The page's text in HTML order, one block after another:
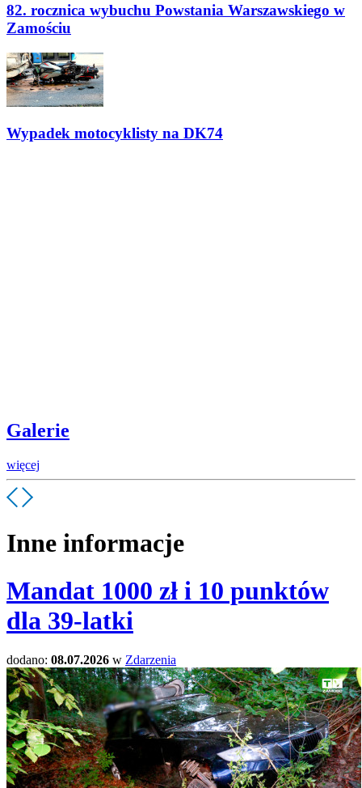
82. rocznica wybuchu Powstania Warszawskiego w
Zamościu
Wypadek motocyklisty na DK74
Galerie
więcej
Inne informacje
Mandat 1000 zł i 10 punktów
dla 39-latki
dodano: 08.07.2026 w Zdarzenia